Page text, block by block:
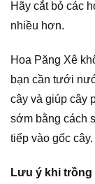
Hãy cắt bỏ các
nhiều hơn.
Hoa Păng Xê
bạn cần tưới
cây và giúp cây
sớm bằng cách
tiếp vào gốc cây.
Lưu ý khi trồng